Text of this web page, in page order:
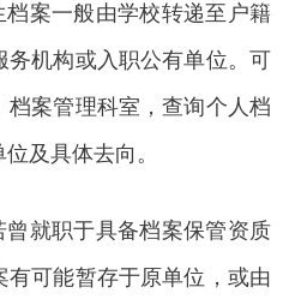
案一般由学校转递至户籍
务机构或入职公有单位。可
案管理科室，查询个人档
及具体去向。
就职于具备档案保管资质
可能暂存于原单位，或由